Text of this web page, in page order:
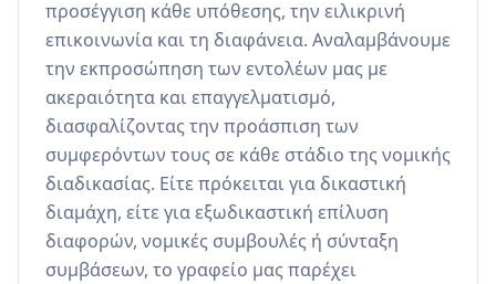
προσέγγιση κάθε υπόθεσης, την ειλικρινή
επικοινωνία και τη διαφάνεια. Αναλαμβάνουμε
την εκπροσώπηση των εντολέων μας με
ακεραιότητα και επαγγελματισμό,
διασφαλίζοντας την προάσπιση των
συμφερόντων τους σε κάθε στάδιο της νομικής
διαδικασίας. Είτε πρόκειται για δικαστική
διαμάχη, είτε για εξωδικαστική επίλυση
διαφορών, νομικές συμβουλές ή σύνταξη
συμβάσεων, το γραφείο μας παρέχει